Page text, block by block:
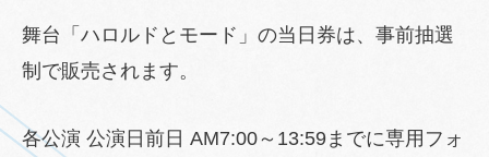
舞台「ハロルドとモード」の当日券は、事前抽選
制で販売されます。
各公演 公演日前日 AM7:00～13:59までに専用フォ